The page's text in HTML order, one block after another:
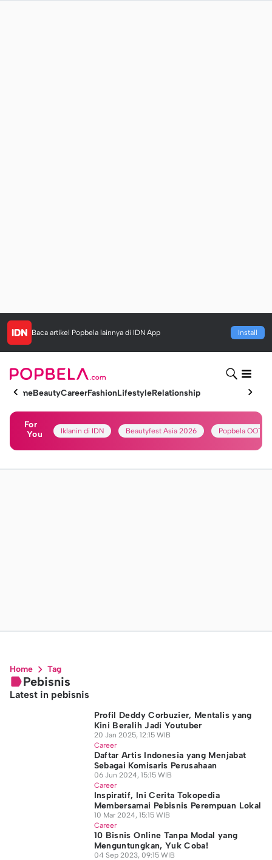
Baca artikel Popbela lainnya di IDN App Install
HomeBeautyCareerFashionLifestyleRelationship
For
You
Iklanin di IDN Beautyfest Asia 2026 Popbela OOTD
Home Tag
Pebisnis
Latest in pebisnis
Profil Deddy Corbuzier, Mentalis yang
Kini Beralih Jadi Youtuber
20 Jan 2025, 12:15 WIB
Career
Daftar Artis Indonesia yang Menjabat
Sebagai Komisaris Perusahaan
06 Jun 2024, 15:15 WIB
Career
Inspiratif, Ini Cerita Tokopedia
Membersamai Pebisnis Perempuan Lokal
10 Mar 2024, 15:15 WIB
Career
10 Bisnis Online Tanpa Modal yang
Menguntungkan, Yuk Coba!
04 Sep 2023, 09:15 WIB